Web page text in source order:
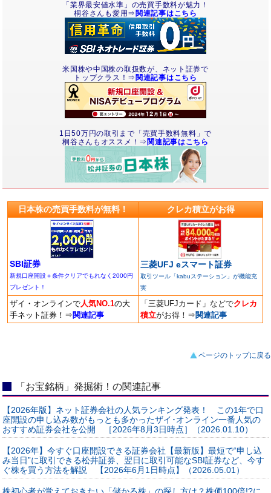
「業界最安値水準」の売買手数料が魅力！
桐谷さんも愛用⇒ 関連記事はこちら
米国株や中国株の取扱数が、ネット証券で
トップクラス！⇒ 関連記事はこちら
1日50万円の取引まで「売買手数料無料」で
桐谷さんもオススメ！⇒ 関連記事はこちら
日本株の売買手数料が無料！ クレカ積立がお得
SBI証券
新規口座開設＋条件クリアでもれなく2000円
プレゼント！
三菱UFJ eスマート証券
取引ツール「kabuステーション」が機能充
実
ザイ・オンラインで人気NO.1の大
手ネット証券！ ⇒ 関連記事
「三菱UFJカード」などでクレカ
積立がお得！ ⇒ 関連記事
ページのトップに戻る
「お宝銘柄」発掘術！の関連記事
【2026年版】ネット証券会社の人気ランキング発表！ この1年で口
座開設の申し込み数がもっとも多かったザイ･オンライン一番人気の
おすすめ証券会社を公開 ［2026年8月3日時点］（2026.01.10）
【2026年】今すぐ口座開設できる証券会社【最新版】最短で“申し込
み当日”に取引できる松井証券、翌日に取引可能なSBI証券など、今す
ぐ株を買う方法を解説 【2026年6月1日時点】（2026.05.01）